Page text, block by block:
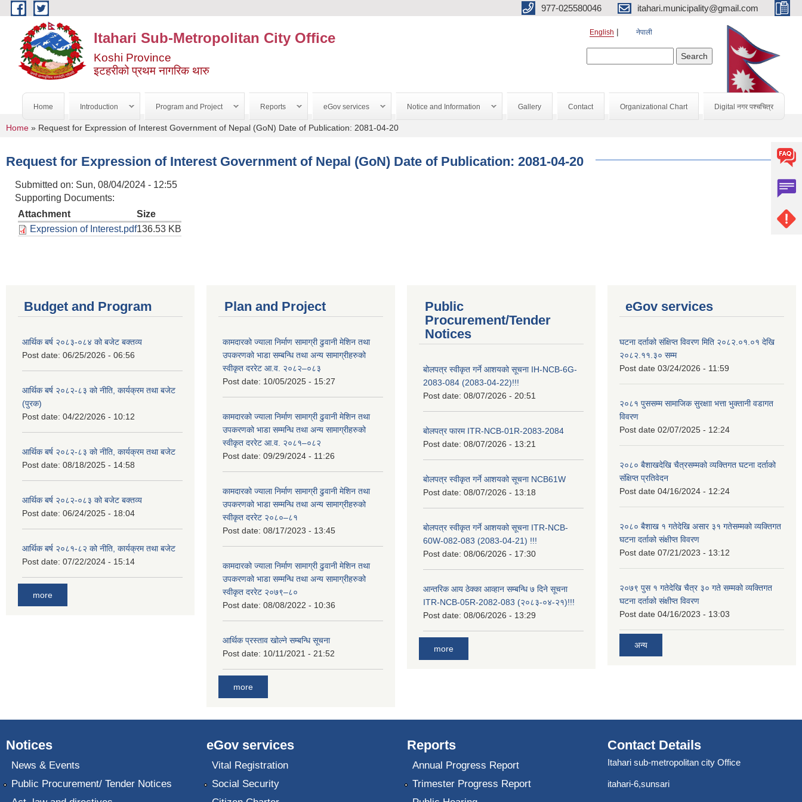
Skip to main content 977-025580046 itahari.municipality@gmail.com
Itahari Sub-Metropolitan City Office
Koshi Province
इटहरीको प्रथम नागरिक थारु
English नेपाली
Home Introduction Program and Project Reports eGov services Notice and Information Gallery Contact Organizational Chart Digital नगर पश्चचित्र
You are here
Home » Request for Expression of Interest Government of Nepal (GoN) Date of Publication: 2081-04-20
Request for Expression of Interest Government of Nepal (GoN) Date of Publication: 2081-04-20
Submitted on: Sun, 08/04/2024 - 12:55
Supporting Documents:
Attachment
Size
Expression of Interest.pdf136.53 KB
Budget and Program
आर्थिक बर्ष २०८३-०८४ को बजेट बक्तव्य
Post date: 06/25/2026 - 06:56
आर्थिक बर्ष २०८२-८३ को नीति, कार्यक्रम तथा बजेट
(पुरक)
Post date: 04/22/2026 - 10:12
आर्थिक बर्ष २०८२-८३ को नीति, कार्यक्रम तथा बजेट
Post date: 08/18/2025 - 14:58
आर्थिक बर्ष २०८२-०८३ को बजेट बक्तव्य
Post date: 06/24/2025 - 18:04
आर्थिक बर्ष २०८१-८२ को नीति, कार्यक्रम तथा बजेट
Post date: 07/22/2024 - 15:14
more
Plan and Project
कामदारको ज्याला निर्माण सामाग्री ढुवानी मेशिन तथा
उपकरणको भाडा सम्बन्धि तथा अन्य सामाग्रीहरुको
स्वीकृत दररेट आ.व. २०८२–०८३
Post date: 10/05/2025 - 15:27
कामदारको ज्याला निर्माण सामाग्री ढुवानी मेशिन तथा
उपकरणको भाडा सम्मन्धि तथा अन्य सामाग्रीहरुको
स्वीकृत दररेट आ.व. २०८१–०८२
Post date: 09/29/2024 - 11:26
कामदारको ज्याला निर्माण सामाग्री ढुवानी मेशिन तथा
उपकरणको भाडा सम्मन्धि तथा अन्य सामाग्रीहरुको
स्वीकृत दररेट २०८०–८१
Post date: 08/17/2023 - 13:45
कामदारको ज्याला निर्माण सामाग्री ढुवानी मेशिन तथा
उपकरणको भाडा सम्मन्धि तथा अन्य सामाग्रीहरुको
स्वीकृत दररेट २०७९–८०
Post date: 08/08/2022 - 10:36
आर्थिक प्रस्ताव खोल्ने सम्बन्धि सूचना
Post date: 10/11/2021 - 21:52
more
Public
Procurement/Tender
Notices
बोलपत्र स्वीकृत गर्ने आशयको सूचना IH-NCB-6G-
2083-084 (2083-04-22)!!!
Post date: 08/07/2026 - 20:51
बोलपत्र फारम ITR-NCB-01R-2083-2084
Post date: 08/07/2026 - 13:21
बोलपत्र स्वीकृत गर्ने आशयको सूचना NCB61W
Post date: 08/07/2026 - 13:18
बोलपत्र स्वीकृत गर्ने आशयको सूचना ITR-NCB-
60W-082-083 (2083-04-21) !!!
Post date: 08/06/2026 - 17:30
आन्तरिक आय ठेक्का आव्हान सम्बन्धि ७ दिने सूचना
ITR-NCB-05R-2082-083 (२०८३-०४-२१)!!!
Post date: 08/06/2026 - 13:29
more
eGov services
घटना दर्ताको संक्षिप्त विवरण मिति २०८२.०१.०१ देखि
२०८२.११.३० सम्म
Post date 03/24/2026 - 11:59
२०८१ पुससम्म सामाजिक सुरक्षाा भत्ता भुक्तानी वडागत
विवरण
Post date 02/07/2025 - 12:24
२०८० बैशाखदेखि चैत्रसम्मको व्यक्तिगत घटना दर्ताको
संक्षिप्त प्रतिवेदन
Post date 04/16/2024 - 12:24
२०८० बैशाख १ गतेदेखि असार ३१ गतेसम्मको व्यक्तिगत
घटना दर्ताको संक्षीप्त विवरण
Post date 07/21/2023 - 13:12
२०७९ पुस १ गतेदेखि चैत्र ३० गते सम्मको व्यक्तिगत
घटना दर्ताको संक्षीप्त विवरण
Post date 04/16/2023 - 13:03
अन्य
Notices
News & Events
Public Procurement/ Tender Notices
eGov services
Vital Registration
Social Security
Reports
Annual Progress Report
Trimester Progress Report
Contact Details
Itahari sub-metropolitan city Office
itahari-6,sunsari